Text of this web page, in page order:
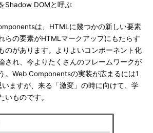
Shadow DOMと呼ぶ
は、HTMLに幾つかの新しい要素
らの要素がHTMLマークアップにもたらす
のがあります。よりよいコンポーネント化
され、今よりたくさんのフレームワークが
。Web Componentsの実装が広まるには1
いますが、来る「激変」の時に向けて、学
いものです。